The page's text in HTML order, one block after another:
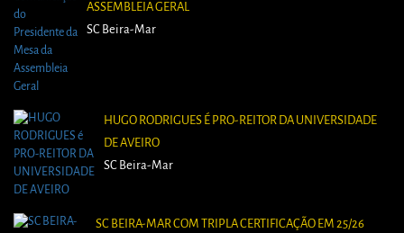
ASSEMBLEIA GERAL
SC Beira-Mar
HUGO RODRIGUES É PRO-REITOR DA UNIVERSIDADE
DE AVEIRO
SC Beira-Mar
SC BEIRA-MAR COM TRIPLA CERTIFICAÇÃO EM 25/26